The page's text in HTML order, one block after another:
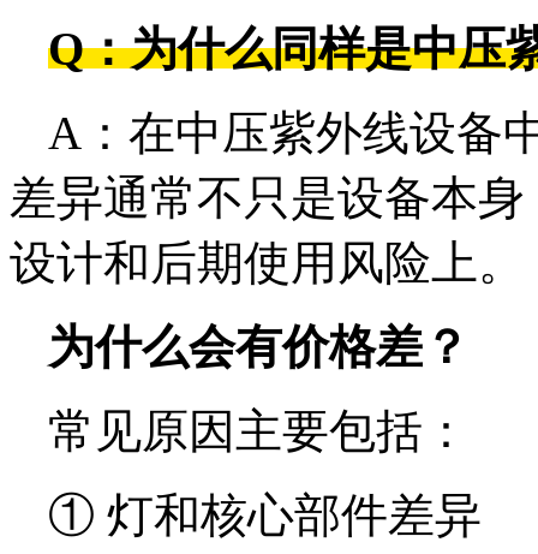
Q：为什么同样是中压
A：在中压紫外线设备
差异通常不只是设备本
设计和后期使用风险上。
为什么会有价格差？
常见原因主要包括：
① 灯和核心部件差异